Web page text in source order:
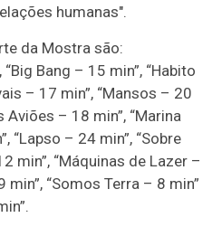
humanas".
da Mostra são:
Bang – 15 min”, “Habito
– 17 min”, “Mansos – 20
Aviões – 18 min”, “Marina
“Lapso – 24 min”, “Sobre
min”, “Máquinas de Lazer –
min”, “Somos Terra – 8 min”